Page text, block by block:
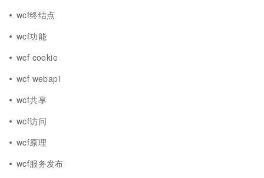
wcf终结点
wcf功能
wcf cookie
wcf webapi
wcf共享
wcf访问
wcf原理
wcf服务发布